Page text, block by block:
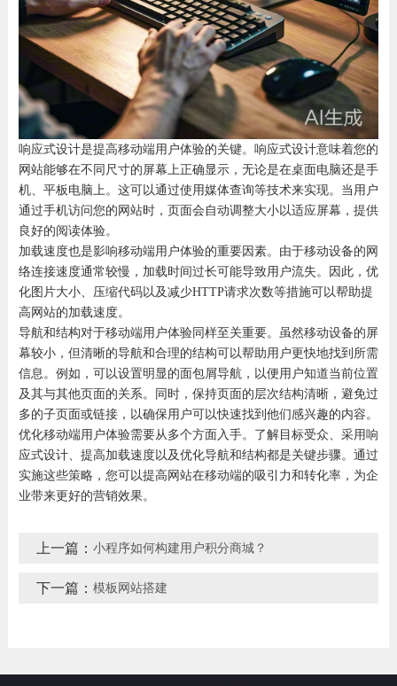
响应式设计是提高移动端用户体验的关键。响应式设计意味着您的
网站能够在不同尺寸的屏幕上正确显示，无论是在桌面电脑还是手
机、平板电脑上。这可以通过使用媒体查询等技术来实现。当用户
通过手机访问您的网站时，页面会自动调整大小以适应屏幕，提供
良好的阅读体验。
加载速度也是影响移动端用户体验的重要因素。由于移动设备的网
络连接速度通常较慢，加载时间过长可能导致用户流失。因此，优
化图片大小、压缩代码以及减少HTTP请求次数等措施可以帮助提
高网站的加载速度。
导航和结构对于移动端用户体验同样至关重要。虽然移动设备的屏
幕较小，但清晰的导航和合理的结构可以帮助用户更快地找到所需
信息。例如，可以设置明显的面包屑导航，以便用户知道当前位置
及其与其他页面的关系。同时，保持页面的层次结构清晰，避免过
多的子页面或链接，以确保用户可以快速找到他们感兴趣的内容。
优化移动端用户体验需要从多个方面入手。了解目标受众、采用响
应式设计、提高加载速度以及优化导航和结构都是关键步骤。通过
实施这些策略，您可以提高网站在移动端的吸引力和转化率，为企
业带来更好的营销效果。
上一篇： 小程序如何构建用户积分商城？
下一篇： 模板网站搭建